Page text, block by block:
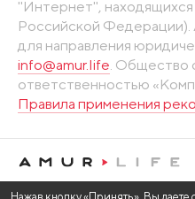
"Интернет",
Российской
для направления
info@amur.life . Общество
ответственностью
Правила применения